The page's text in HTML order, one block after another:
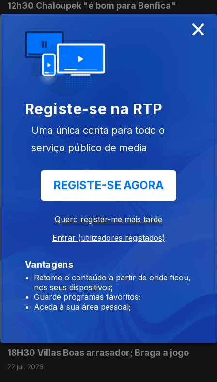
12h30 Chaloupek "é bom para Benfica"
18h30 PJ investiga arbitragem portuguesa
27 jul. 2026
12h30 PJ já em campo no "LucianoGate"
27 jul. 2026
12h30 Exclusivo: LV Vieira arrasa Rui Costa
12h30 O 1º dia do resto da época europeia do
Benfica
18H30 Villas Boas arrasador; Braga a jogo
22 jul. 2026
×
Registe-se na RTP
Uma única conta para todo o
serviço público de media
REGISTE-SE AGORA
Quero registar-me mais tarde
Entrar (utilizadores registados)
Vantagens
Retome o conteúdo a partir de onde ficou,
nos seus dispositivos;
Guarde programas favoritos;
Aceda à sua área pessoal;